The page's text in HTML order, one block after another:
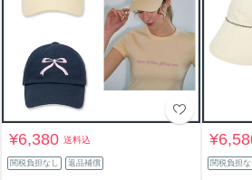
¥6,380送料込
関税負担なし 返品補償 関税負担な